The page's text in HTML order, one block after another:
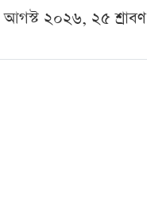
আগস্ট ২০২৬, ২৫ শ্রাবণ